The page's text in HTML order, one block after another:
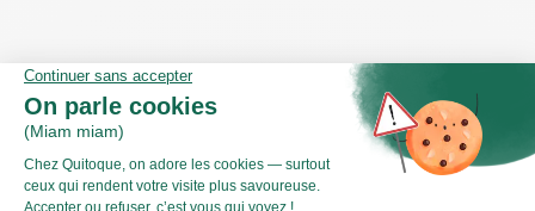
Valeurs nutritionnelles
Par personne Pour 100g
Énergie (kJ)